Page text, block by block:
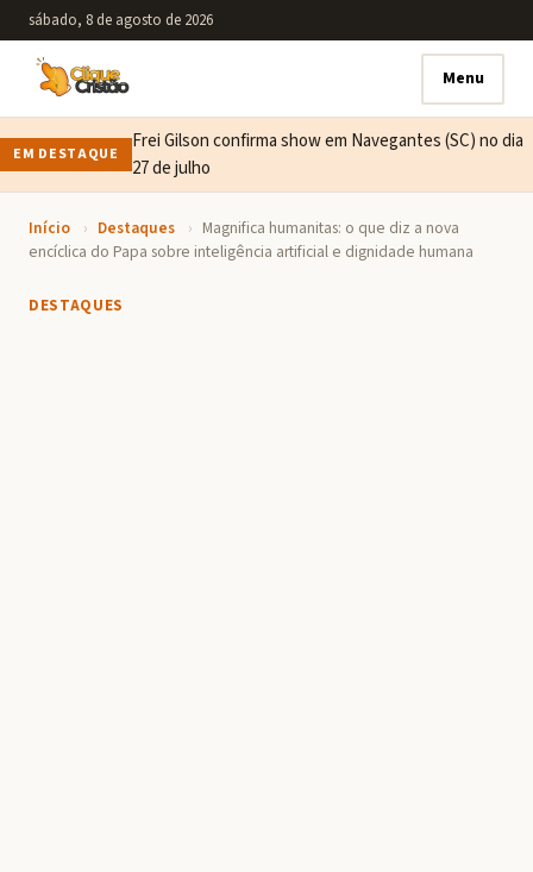
sábado, 8 de agosto de 2026
Menu
EM DESTAQUE
Frei Gilson confirma show em Navegantes (SC) no dia
27 de julho
Início › Destaques › Magnifica humanitas: o que diz a nova
encíclica do Papa sobre inteligência artificial e dignidade humana
DESTAQUES